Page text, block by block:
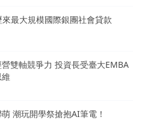
最大規模國際銀團社會貸款
雙軸競爭力 投資長受臺大EMBA
潮玩開學祭搶抱AI筆電！